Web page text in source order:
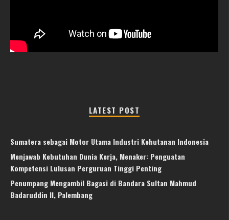
LATEST POST
Sumatera sebagai Motor Utama Industri Kehutanan Indonesia
Menjawab Kebutuhan Dunia Kerja, Menaker: Penguatan
Kompetensi Lulusan Perguruan Tinggi Penting
Penumpang Mengambil Bagasi di Bandara Sultan Mahmud
Badaruddin II, Palembang